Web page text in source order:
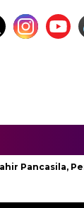
Pemko